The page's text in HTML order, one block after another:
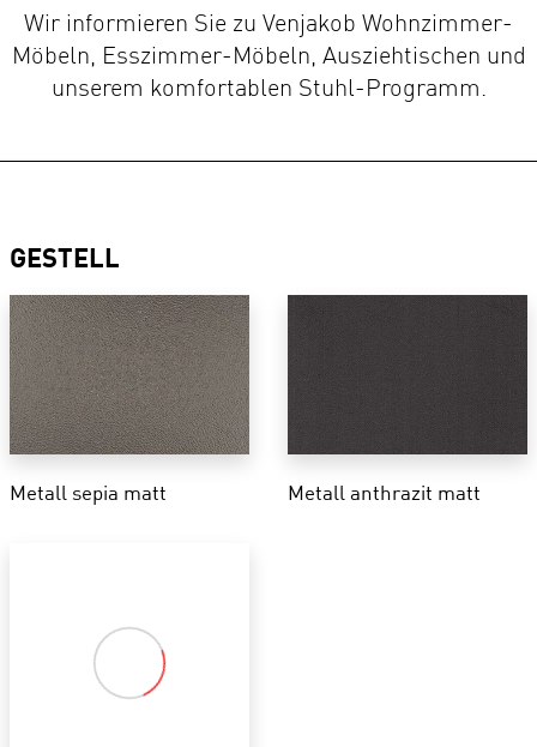
Wir informieren Sie zu Venjakob Wohnzimmer-
Möbeln, Esszimmer-Möbeln, Ausziehtischen und
unserem komfortablen Stuhl-Programm.
GESTELL
Metall sepia matt Metall anthrazit matt